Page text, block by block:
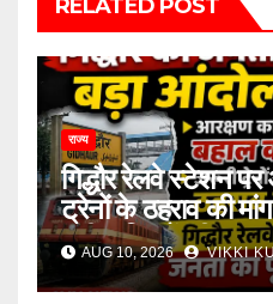
RELATED POST
राज्य
गिद्धौर रेलवे स्टेशन
ट्रेनों के ठहराव की
उठी यात्रियों की
AUG 10, 2026 VIKKI